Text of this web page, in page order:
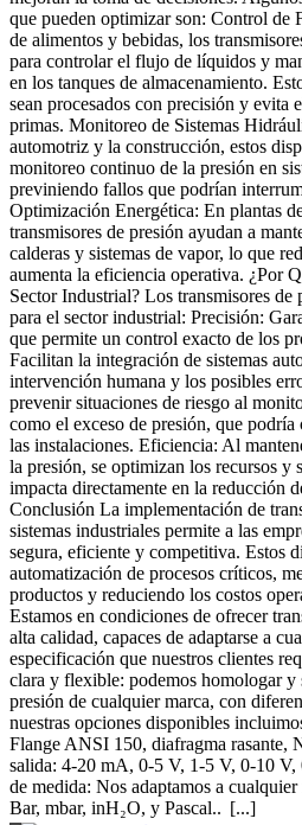
que pueden optimizar son: Control
de alimentos y bebidas, los
para controlar el flujo de líquidos y
en los tanques de almacenamiento.
sean procesados con precisión y evita
primas. Monitoreo de Sistemas
automotriz y la construcción, estos
monitoreo continuo de la presión en
previniendo fallos que podrían
Optimización Energética: En plantas
transmisores de presión ayudan a
calderas y sistemas de vapor, lo que
aumenta la eficiencia operativa. ¿Por
Sector Industrial? Los transmisores de
para el sector industrial: Precisión:
que permite un control exacto de los
Facilitan la integración de sistemas
intervención humana y los posibles
prevenir situaciones de riesgo al
como el exceso de presión, que
las instalaciones. Eficiencia: Al
la presión, se optimizan los recursos y
impacta directamente en la reducción
Conclusión La implementación de
sistemas industriales permite a las
segura, eficiente y competitiva. Estos
automatización de procesos críticos,
productos y reduciendo los costos
Estamos en condiciones de ofrecer
alta calidad, capaces de adaptarse a
especificación que nuestros clientes
clara y flexible: podemos homologar y
presión de cualquier marca, con
nuestras opciones disponibles
Flange ANSI 150, diafragma rasante,
salida: 4-20 mA, 0-5 V, 1-5 V, 0-10
de medida: Nos adaptamos a
Bar, mbar, inH₂O, y Pascal.. [...]